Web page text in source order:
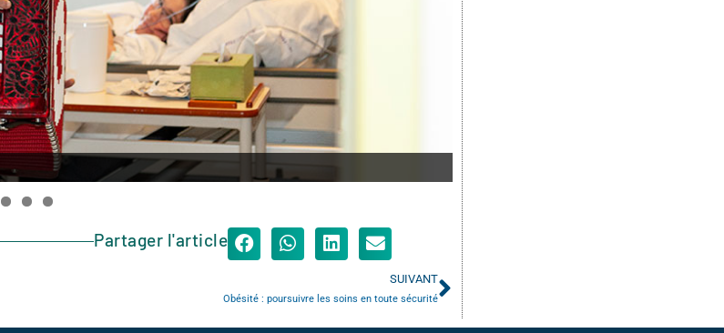
Partager l'article
SUIVANT
Obésité : poursuivre les soins en toute sécurité